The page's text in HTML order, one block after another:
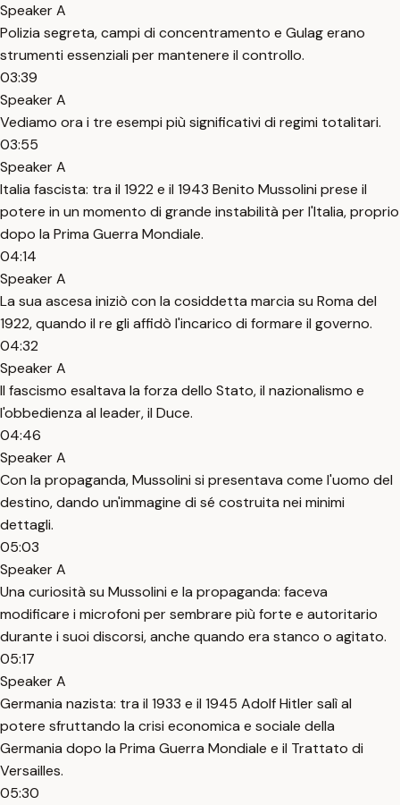
Speaker A
Polizia segreta, campi di concentramento e Gulag erano
strumenti essenziali per mantenere il controllo.
03:39
Speaker A
Vediamo ora i tre esempi più significativi di regimi totalitari.
03:55
Speaker A
Italia fascista: tra il 1922 e il 1943 Benito Mussolini prese il
potere in un momento di grande instabilità per l'Italia, proprio
dopo la Prima Guerra Mondiale.
04:14
Speaker A
La sua ascesa iniziò con la cosiddetta marcia su Roma del
1922, quando il re gli affidò l'incarico di formare il governo.
04:32
Speaker A
Il fascismo esaltava la forza dello Stato, il nazionalismo e
l'obbedienza al leader, il Duce.
04:46
Speaker A
Con la propaganda, Mussolini si presentava come l'uomo del
destino, dando un'immagine di sé costruita nei minimi
dettagli.
05:03
Speaker A
Una curiosità su Mussolini e la propaganda: faceva
modificare i microfoni per sembrare più forte e autoritario
durante i suoi discorsi, anche quando era stanco o agitato.
05:17
Speaker A
Germania nazista: tra il 1933 e il 1945 Adolf Hitler salì al
potere sfruttando la crisi economica e sociale della
Germania dopo la Prima Guerra Mondiale e il Trattato di
Versailles.
05:30